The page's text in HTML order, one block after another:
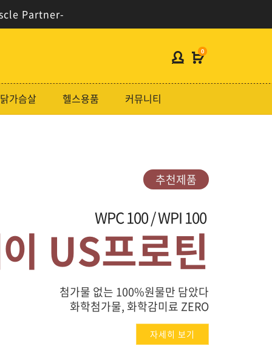
헬스보충제
단백질분류
가격대별
닭가슴살
헬스용품
Partner-
0
닭가슴살 헬스용품 커뮤니티
추천제품
WPC 100 / WPI 100
US프로틴
첨가물 없는 100%원물만 담았다
화학첨가물, 화학감미료 ZERO
자세히 보기
추천제품
레아틴 모노하이드레이트 3,000mg
브 크레아틴
먹는 즐거움까지 갖춘 5가지 맛을 즐겨보세요!
드래곤후루츠,수박,레몬,복숭아,포도맛
자세히 보기